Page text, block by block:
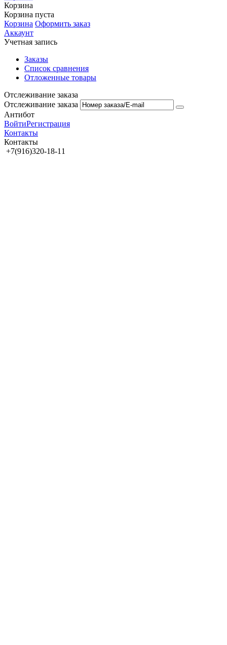
Корзина
Корзина пуста
Корзина Оформить заказ
Аккаунт
Учетная запись
Заказы
Список сравнения
Отложенные товары
Отслеживание заказа
Отслеживание заказа
Антибот
ВойтиРегистрация
Контакты
Контакты
+7(916)320-18-11